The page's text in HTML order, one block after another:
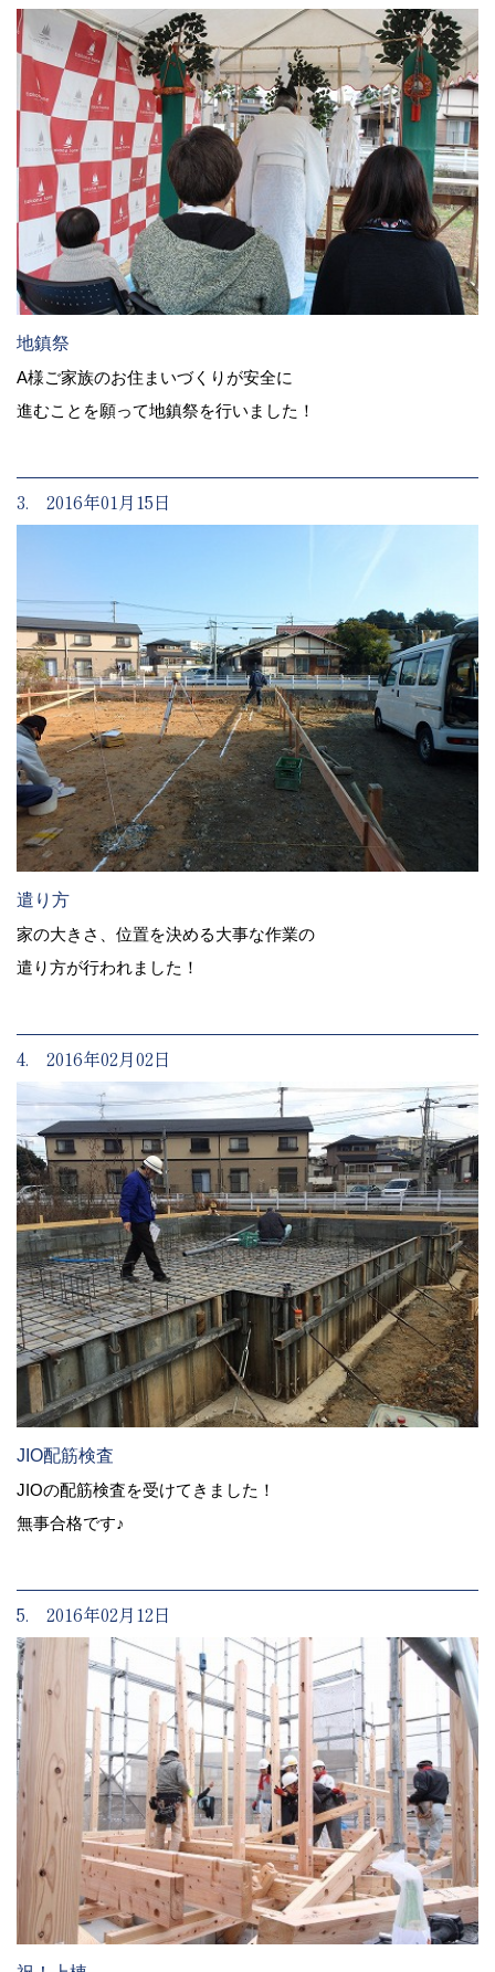
地鎮祭
A様ご家族のお住まいづくりが安全に
進むことを願って地鎮祭を行いました！
3. 2016年01月15日
遣り方
家の大きさ、位置を決める大事な作業の
遣り方が行われました！
4. 2016年02月02日
JIO配筋検査
JIOの配筋検査を受けてきました！
無事合格です♪
5. 2016年02月12日